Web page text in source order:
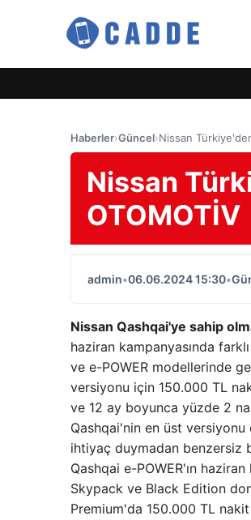
Haberler›Güncel›Nissan
Nissan
OTOMOTİV
admin•06.06.2024 15:30•
Nissan Qashqai'ye sahip
haziran kampanyasında
ve e-POWER modellerinde
versiyonu için 150.000 TL
ve 12 ay boyunca yüzde 2
Qashqai'nin en üst
ihtiyaç duymadan benzersiz
Qashqai e-POWER'ın
Skypack ve Black Edition
Premium'da 150.000 TL